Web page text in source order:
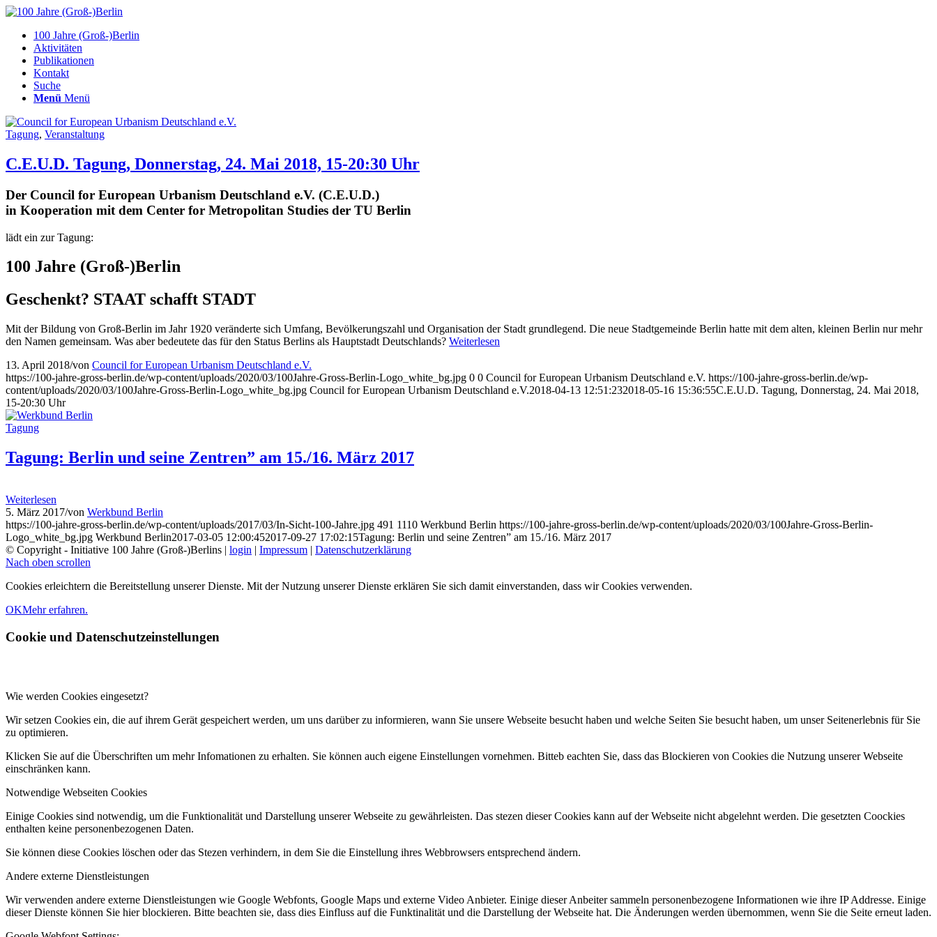
100 Jahre (Groß-)Berlin
Aktivitäten
Publikationen
Kontakt
Suche
Menü Menü
Tagung, Veranstaltung
C.E.U.D. Tagung, Donnerstag, 24. Mai 2018, 15-20:30 Uhr
Der Council for European Urbanism Deutschland e.V. (C.E.U.D.)
in Kooperation mit dem Center for Metropolitan Studies der TU Berlin
lädt ein zur Tagung:
100 Jahre (Groß-)Berlin
Geschenkt? STAAT schafft STADT
Mit der Bildung von Groß-Berlin im Jahr 1920 veränderte sich Umfang, Bevölkerungszahl und Organisation der Stadt grundlegend. Die neue Stadtgemeinde Berlin hatte mit dem alten, kleinen Berlin nur mehr
den Namen gemeinsam. Was aber bedeutete das für den Status Berlins als Hauptstadt Deutschlands? Weiterlesen
13. April 2018/von Council for European Urbanism Deutschland e.V.
https://100-jahre-gross-berlin.de/wp-content/uploads/2020/03/100Jahre-Gross-Berlin-Logo_white_bg.jpg 0 0 Council for European Urbanism Deutschland e.V. https://100-jahre-gross-berlin.de/wp-
content/uploads/2020/03/100Jahre-Gross-Berlin-Logo_white_bg.jpg Council for European Urbanism Deutschland e.V.2018-04-13 12:51:232018-05-16 15:36:55C.E.U.D. Tagung, Donnerstag, 24. Mai 2018,
15-20:30 Uhr
Tagung
Tagung: Berlin und seine Zentren” am 15./16. März 2017
Weiterlesen
5. März 2017/von Werkbund Berlin
https://100-jahre-gross-berlin.de/wp-content/uploads/2017/03/In-Sicht-100-Jahre.jpg 491 1110 Werkbund Berlin https://100-jahre-gross-berlin.de/wp-content/uploads/2020/03/100Jahre-Gross-Berlin-
Logo_white_bg.jpg Werkbund Berlin2017-03-05 12:00:452017-09-27 17:02:15Tagung: Berlin und seine Zentren” am 15./16. März 2017
© Copyright - Initiative 100 Jahre (Groß-)Berlins | login | Impressum | Datenschutzerklärung
Nach oben scrollen
Cookies erleichtern die Bereitstellung unserer Dienste. Mit der Nutzung unserer Dienste erklären Sie sich damit einverstanden, dass wir Cookies verwenden.
OKMehr erfahren.
Cookie und Datenschutzeinstellungen
Wie werden Cookies eingesetzt?
Wir setzen Cookies ein, die auf ihrem Gerät gespeichert werden, um uns darüber zu informieren, wann Sie unsere Webseite besucht haben und welche Seiten Sie besucht haben, um unser Seitenerlebnis für Sie
zu optimieren.
Klicken Sie auf die Überschriften um mehr Infomationen zu erhalten. Sie können auch eigene Einstellungen vornehmen. Bitteb eachten Sie, dass das Blockieren von Cookies die Nutzung unserer Webseite
einschränken kann.
Notwendige Webseiten Cookies
Einige Cookies sind notwendig, um die Funktionalität und Darstellung unserer Webseite zu gewährleisten. Das stezen dieser Cookies kann auf der Webseite nicht abgelehnt werden. Die gesetzten Coockies
enthalten keine personenbezogenen Daten.
Sie können diese Cookies löschen oder das Stezen verhindern, in dem Sie die Einstellung ihres Webbrowsers entsprechend ändern.
Andere externe Dienstleistungen
Wir verwenden andere externe Dienstleistungen wie Google Webfonts, Google Maps und externe Video Anbieter. Einige dieser Anbeiter sammeln personenbezogene Informationen wie ihre IP Addresse. Einige
dieser Dienste können Sie hier blockieren. Bitte beachten sie, dass dies Einfluss auf die Funktinalität und die Darstellung der Webseite hat. Die Änderungen werden übernommen, wenn Sie die Seite erneut laden.